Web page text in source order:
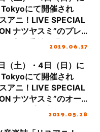
にて開催され
アニ！LIVE SPECIAL
ナツヤスミ”のプレ
ド先行受付が明日18日
2019.06.17
（土）・4日（日）に
にて開催され
アニ！LIVE SPECIAL
ナツヤスミ”のオー
ンナップ発表！チケッ
2019.05.28